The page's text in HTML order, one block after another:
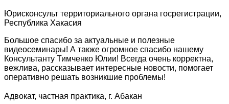
Юрисконсульт территориального органа госрегистрации,
Республика Хакасия
Большое спасибо за актуальные и полезные
видеосеминары! А также огромное спасибо нашему
Консультанту Тимченко Юлии! Всегда очень корректна,
вежлива, рассказывает интересные новости, помогает
оперативно решать возникшие проблемы!
Адвокат, частная практика, г. Абакан